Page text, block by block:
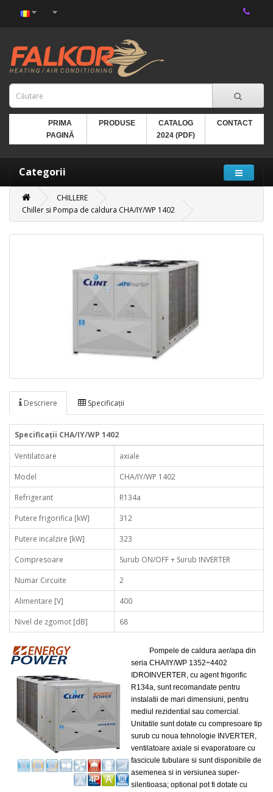
PRIMA
PAGINĂ
PRODUSE
CATALOG
2024 (PDF)
CONTACT
Categorii
CHILLERE
Chiller si Pompa de caldura CHA/IY/WP 1402
Descriere Specificaţii
Specificaţii CHA/IY/WP 1402
Ventilatoare
axiale
Model
CHA/IY/WP 1402
Refrigerant
R134a
Putere frigorifica [kW]
312
Putere incalzire [kW]
323
Compresoare
Surub ON/OFF + Surub INVERTER
Numar Circuite
2
Alimentare [V]
400
Nivel de zgomot [dB]
68
Pompele de caldura aer/apa din
seria CHA/IY/WP 1352÷4402
IDROINVERTER, cu agent frigorific
R134a, sunt recomandate pentru
instalatii de mari dimensiuni, pentru
mediul rezidential sau comercial.
Unitatile sunt dotate cu compresoare tip
surub cu noua tehnologie INVERTER,
ventilatoare axiale si evaporatoare cu
fascicule tubulare si sunt disponibile de
asemenea si in versiunea super-
silentioasa; optional pot fi dotate cu